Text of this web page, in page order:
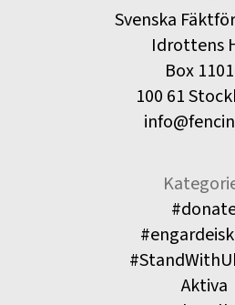
Svenska
Idrottens
Box
100 61
Aktiva